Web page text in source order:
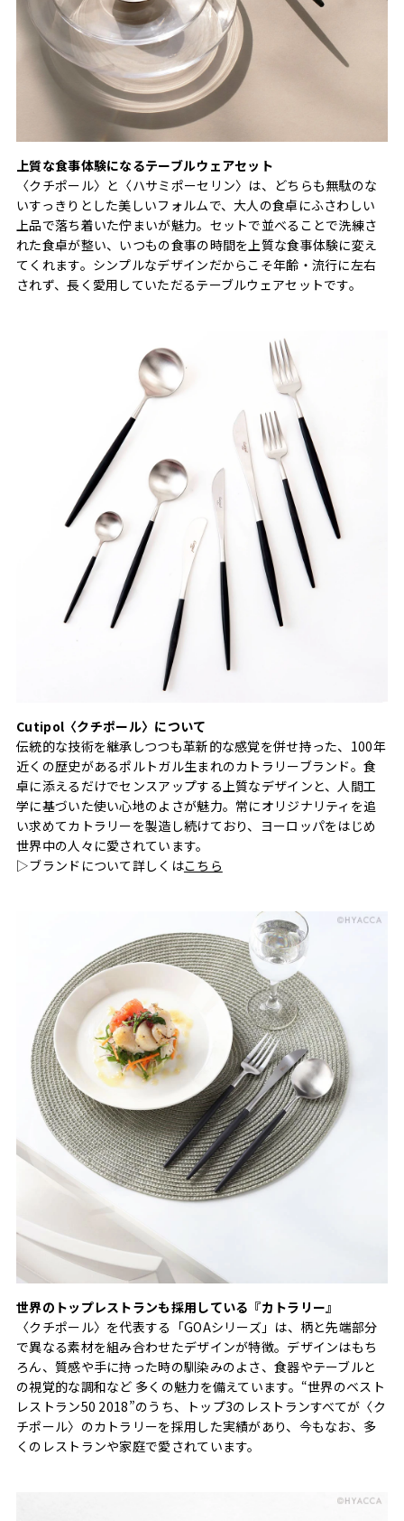
上質な食事体験になるテーブルウェアセット
〈クチポール〉と〈ハサミポーセリン〉は、どちらも無駄のな
いすっきりとした美しいフォルムで、大人の食卓にふさわしい
上品で落ち着いた佇まいが魅力。セットで並べることで洗練さ
れた食卓が整い、いつもの食事の時間を上質な食事体験に変え
てくれます。シンプルなデザインだからこそ年齢・流行に左右
されず、長く愛用していただるテーブルウェアセットです。
Cutipol〈クチポール〉について
伝統的な技術を継承しつつも革新的な感覚を併せ持った、100年
近くの歴史があるポルトガル生まれのカトラリーブランド。食
卓に添えるだけでセンスアップする上質なデザインと、人間工
学に基づいた使い心地のよさが魅力。常にオリジナリティを追
い求めてカトラリーを製造し続けており、ヨーロッパをはじめ
世界中の人々に愛されています。
▷ブランドについて詳しくはこちら
世界のトップレストランも採用している『カトラリー』
〈クチポール〉を代表する「GOAシリーズ」は、柄と先端部分
で異なる素材を組み合わせたデザインが特徴。デザインはもち
ろん、質感や手に持った時の馴染みのよさ、食器やテーブルと
の視覚的な調和など 多くの魅力を備えています。“世界のベスト
レストラン50 2018”のうち、トップ3のレストランすべてが〈ク
チポール〉のカトラリーを採用した実績があり、今もなお、多
くのレストランや家庭で愛されています。